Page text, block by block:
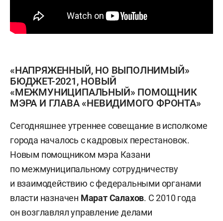
«НАПРЯЖЕННЫЙ, НО ВЫПОЛНИМЫЙ»
БЮДЖЕТ-2021, НОВЫЙ
«МЕЖМУНИЦИПАЛЬНЫЙ» ПОМОЩНИК
МЭРА И ГЛАВА «НЕВИДИМОГО ФРОНТА»
Сегодняшнее утреннее совещание в исполкоме
города началось с кадровых перестановок.
Новым помощником мэра Казани
по межмуниципальному сотрудничеству
и взаимодействию с федеральными органами
власти назначен Марат Салахов. С 2010 года
он возглавлял управление делами